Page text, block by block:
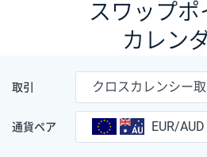
スワップポ
カレン
取引 クロスカレンシー取
通貨ペア EUR/AUD